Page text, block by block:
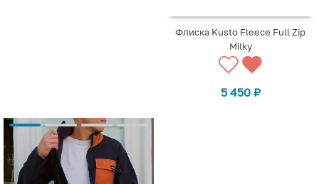
Флиска Kusto Fleece Full Zip
Milky
5 450 ₽